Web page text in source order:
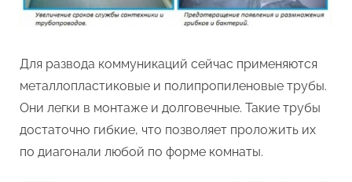
Для развода коммуникаций сейчас применяются
металлопластиковые и полипропиленовые трубы.
Они легки в монтаже и долговечные. Такие трубы
достаточно гибкие, что позволяет проложить их
по диагонали любой по форме комнаты.